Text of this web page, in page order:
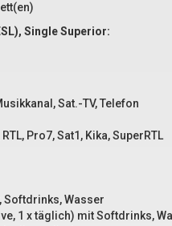
Single Superior:
Sat.-TV, Telefon
Pro7, Sat1, Kika, SuperRTL
Softdrinks, Wasser
1 x täglich) mit Softdrinks,